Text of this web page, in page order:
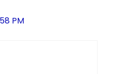
PM